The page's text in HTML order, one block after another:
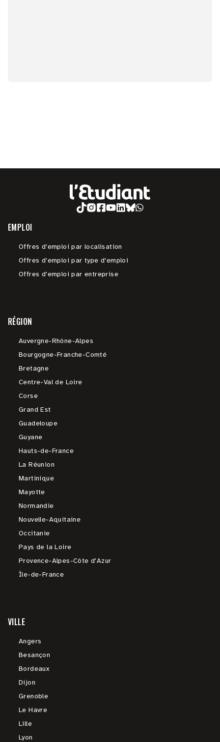
EMPLOI
Offres d'emploi par localisation
Offres d'emploi par type d'emploi
Offres d'emploi par entreprise
RÉGION
Auvergne-Rhône-Alpes
Bourgogne-Franche-Comté
Bretagne
Centre-Val de Loire
Corse
Grand Est
Guadeloupe
Guyane
Hauts-de-France
La Réunion
Martinique
Mayotte
Normandie
Nouvelle-Aquitaine
Occitanie
Pays de la Loire
Provence-Alpes-Côte d'Azur
Île-de-France
VILLE
Angers
Besançon
Bordeaux
Dijon
Grenoble
Le Havre
Lille
Lyon